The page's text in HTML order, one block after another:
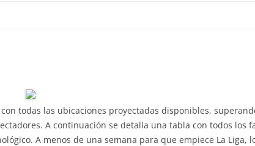
todas las ubicaciones proyectadas disponibles,
A continuación se detalla una tabla con todos los
A menos de una semana para que empiece La Liga,